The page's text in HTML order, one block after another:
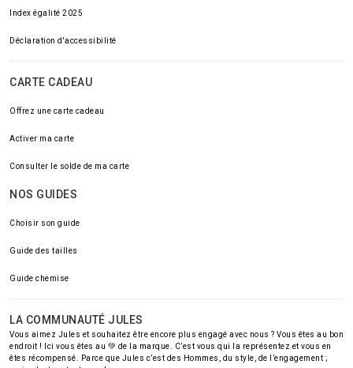
Index égalité 2025
Déclaration d'accessibilité
CARTE CADEAU
Offrez une carte cadeau
Activer ma carte
Consulter le solde de ma carte
NOS GUIDES
Choisir son guide
Guide des tailles
Guide chemise
LA COMMUNAUTÉ JULES
Vous aimez Jules et souhaitez être encore plus engagé avec nous ? Vous êtes au bon
endroit ! Ici vous êtes au 💚 de la marque. C’est vous qui la représentez et vous en
êtes récompensé. Parce que Jules c’est des Hommes, du style, de l’engagement ;